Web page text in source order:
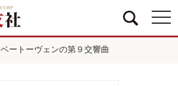
ベートーヴェンの第９交響曲